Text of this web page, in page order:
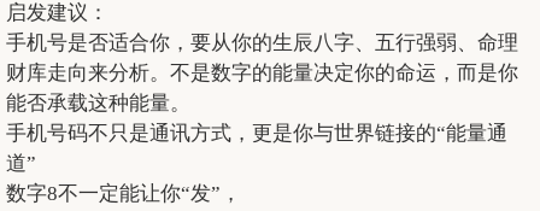
启发建议：
手机号是否适合你，要从你的生辰八字、五行强弱、命理
财库走向来分析。不是数字的能量决定你的命运，而是你
能否承载这种能量。
手机号码不只是通讯方式，更是你与世界链接的“能量通
道”
数字8不一定能让你“发”，